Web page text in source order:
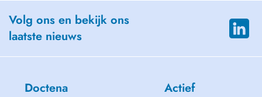
Volg ons en bekijk ons
laatste nieuws
Doctena Actief